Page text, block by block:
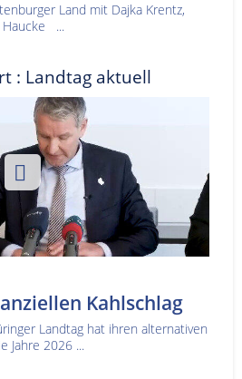
Land mit Dajka Krentz,
Haucke ...
: Landtag aktuell
Kahlschlag
Landtag hat ihren alternativen
Jahre 2026 ...